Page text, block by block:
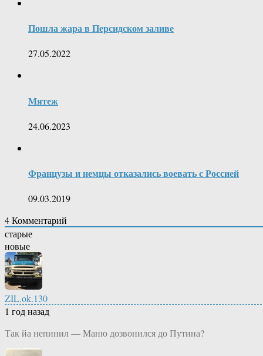
Пошла жара в Персидском заливе
27.05.2022
Мятеж
24.06.2023
Французы и немцы отказались воевать с Россией
09.03.2019
4Комментарий
старые
новые
ZIL.ok.130
1 год назад
Так йа непинил — Маню дозвонился до Путина?